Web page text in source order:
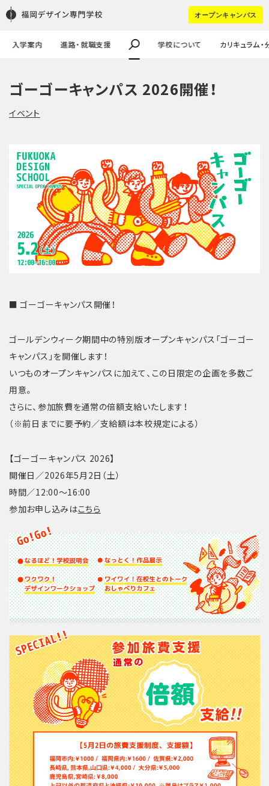
入学案内 進路・就職支援 学校について カリキュラム・
HOT WORD : オープンキャンパス
ゴーゴーキャンパス 2026開催！
イベント
■ ゴーゴーキャンパス開催！
ゴールデンウィーク期間中の特別版オープンキャンパス「ゴーゴー
キャンパス」を開催します！
いつものオープンキャンパスに加えて、この日限定の企画を多数ご
用意。
さらに、参加旅費を通常の倍額支給いたします！
（※前日までに要予約／支給額は本校規定による）
【ゴーゴーキャンパス 2026】
開催日／2026年5月2日（土）
時間／12:00〜16:00
参加お申し込みはこちら